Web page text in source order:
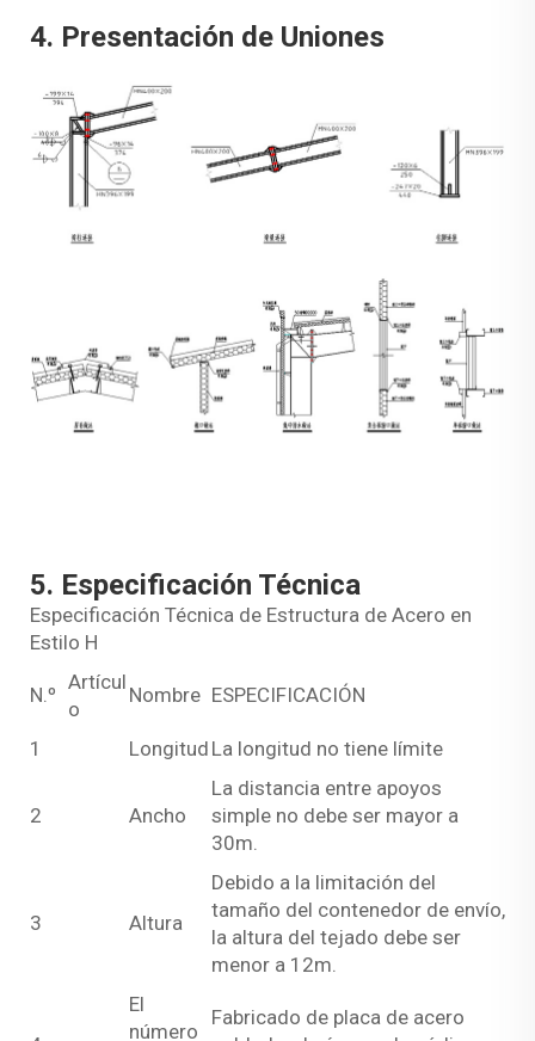
4. Presentación de Uniones
5. Especificación Técnica
Especificación Técnica de Estructura de Acero en
Estilo H
N.º
Artícul
o
Nombre ESPECIFICACIÓN
1 Longitud La longitud no tiene límite
2 Ancho
La distancia entre apoyos
simple no debe ser mayor a
30m.
3 Altura
Debido a la limitación del
tamaño del contenedor de envío,
la altura del tejado debe ser
menor a 12m.
El
número
Fabricado de placa de acero